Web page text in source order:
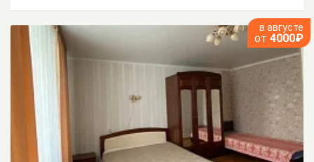
в августе
от 4000₽